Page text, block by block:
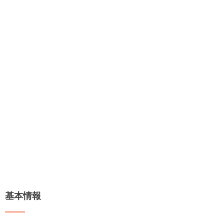
基本情報